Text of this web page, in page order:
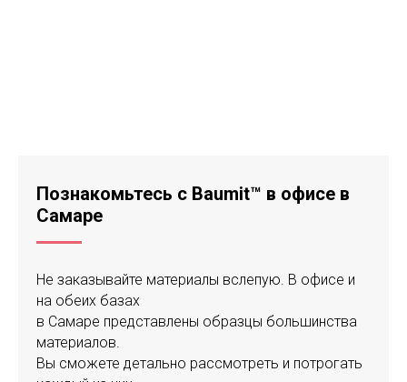
Познакомьтесь с Baumit™ в офисе в
Самаре
Не заказывайте материалы вслепую. В офисе и
на обеих базах
в Самаре представлены образцы большинства
материалов.
Вы сможете детально рассмотреть и потрогать